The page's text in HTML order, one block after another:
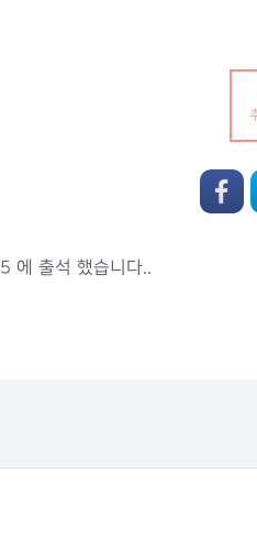
에 출석 했습니다..